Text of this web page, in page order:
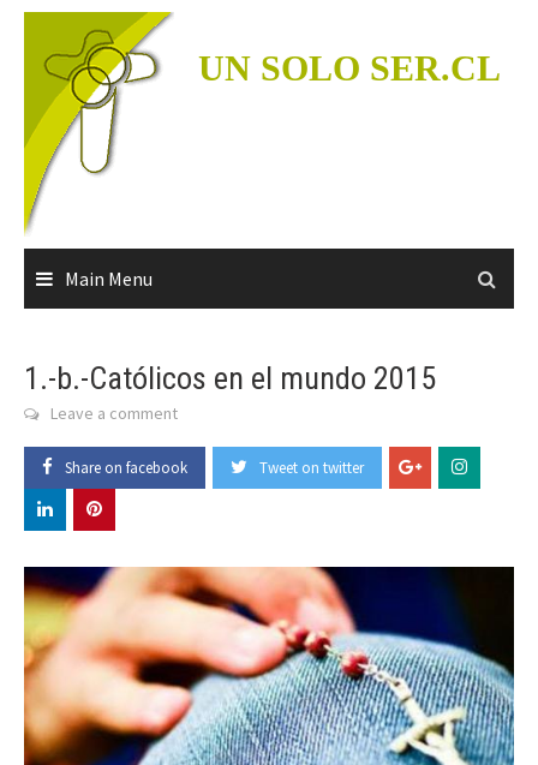
Skip
content
UN SOLO SER.CL
Main Menu
1.-b.-Católicos en el mundo 2015
Leave a comment
Share on facebook Tweet on twitter